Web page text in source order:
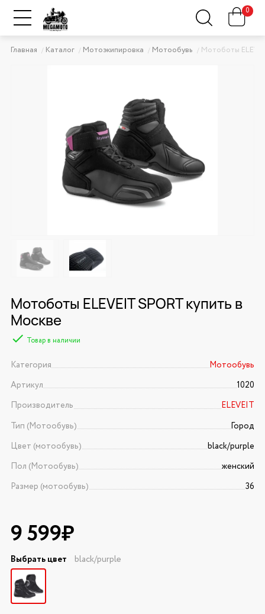
0
Главная Каталог Мотоэкипировка Мотообувь Мотоботы
Мотоботы ELEVEIT SPORT купить в
Москве
Товар в наличии
Категория
Мотообувь
Артикул
1020
Производитель
ELEVEIT
Тип (Мотообувь)
Город
Цвет (мотообувь)
black/purple
Пол (Мотообувь)
женский
Размер (мотообувь)
36
9 599₽
Выбрать цвет black/purple